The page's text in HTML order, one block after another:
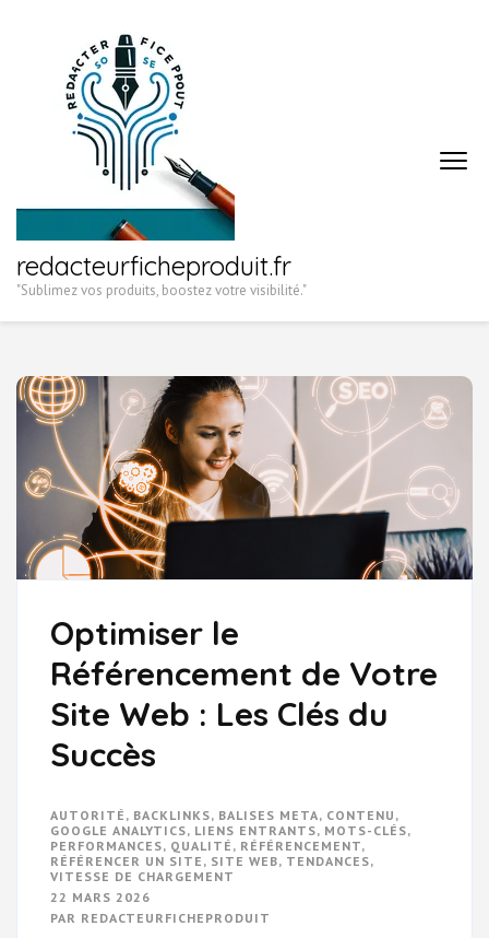
redacteurficheproduit.fr
"Sublimez vos produits, boostez votre visibilité."
Optimiser le
Référencement de Votre
Site Web : Les Clés du
Succès
AUTORITÉ , BACKLINKS, BALISES META, CONTENU ,
GOOGLE ANALYTICS, LIENS ENTRANTS, MOTS-CLÉS,
PERFORMANCES, QUALITÉ , RÉFÉRENCEMENT,
RÉFÉRENCER UN SITE , SITE WEB, TENDANCES,
VITESSE DE CHARGEMENT
22 MARS 2026
PAR REDACTEURFICHEPRODUIT